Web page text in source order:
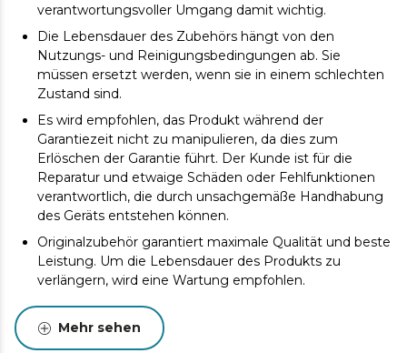
verantwortungsvoller Umgang damit wichtig.
Die Lebensdauer des Zubehörs hängt von den
Nutzungs- und Reinigungsbedingungen ab. Sie
müssen ersetzt werden, wenn sie in einem schlechten
Zustand sind.
Es wird empfohlen, das Produkt während der
Garantiezeit nicht zu manipulieren, da dies zum
Erlöschen der Garantie führt. Der Kunde ist für die
Reparatur und etwaige Schäden oder Fehlfunktionen
verantwortlich, die durch unsachgemäße Handhabung
des Geräts entstehen können.
Originalzubehör garantiert maximale Qualität und beste
Leistung. Um die Lebensdauer des Produkts zu
verlängern, wird eine Wartung empfohlen.
Mehr sehen